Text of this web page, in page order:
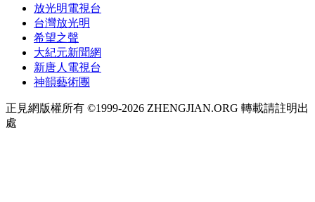
放光明電視台
台灣放光明
希望之聲
大紀元新聞網
新唐人電視台
神韻藝術團
正見網版權所有 ©1999-2026 ZHENGJIAN.ORG 轉載請註明出
處